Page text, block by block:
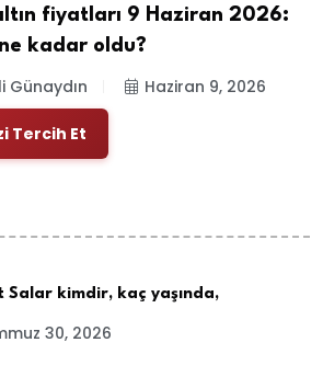
fiyatları 9 Haziran 2026:
kadar oldu?
Günaydın Haziran 9, 2026
Tercih Et
Salar kimdir, kaç yaşında,
30, 2026